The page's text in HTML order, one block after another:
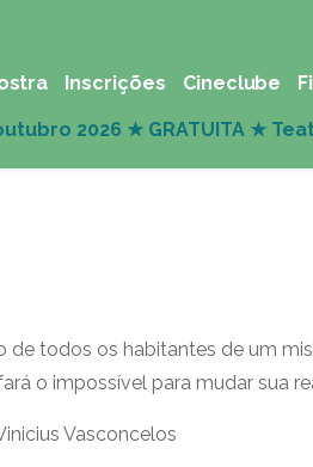
Inscrições Cineclube
de todos os habitantes de um
o impossível para mudar sua
Vasconcelos